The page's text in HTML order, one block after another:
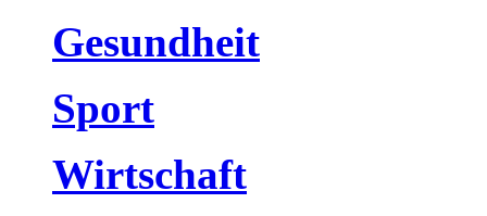
Gesundheit
Sport
Wirtschaft